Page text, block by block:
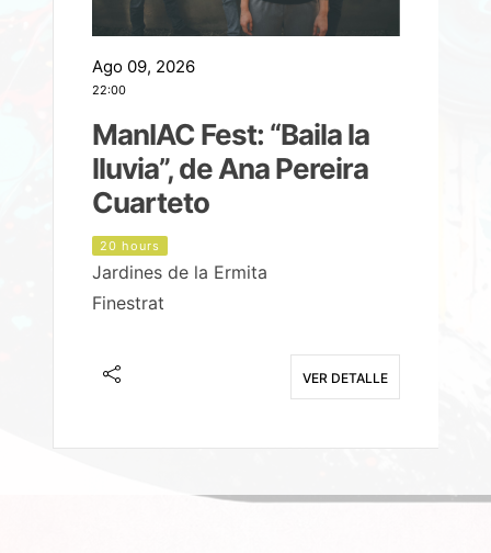
Ago 09, 2026
22:00
ManIAC Fest: “Baila la
lluvia”, de Ana Pereira
Cuarteto
20 hours
Jardines de la Ermita
Finestrat
VER DETALLE